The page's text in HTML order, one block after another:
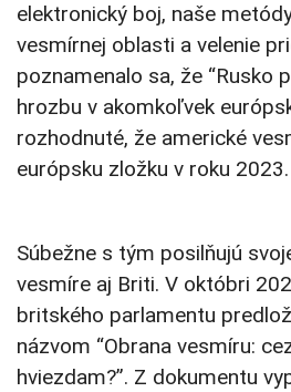
elektronický boj, naše
vesmírnej oblasti a velenie
poznamenalo sa, že “Rusko
hrozbu v akomkoľvek
rozhodnuté, že americké
európsku zložku v roku 2023.
Súbežne s tým posilňujú
vesmíre aj Briti. V októbri
britského parlamentu
názvom “Obrana vesmíru:
hviezdam?”. Z dokumentu